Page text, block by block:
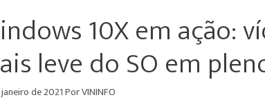
10X em ação:
leve do SO em
de 2021PorVININFO